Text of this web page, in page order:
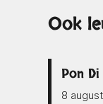
Ook
Pon
8